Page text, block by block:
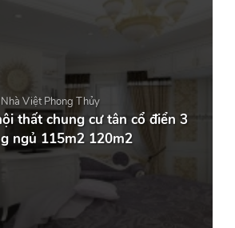
Nhà Việt Phong Thủy
thất chung cư tân cổ điển 3
ngủ 115m2 120m2